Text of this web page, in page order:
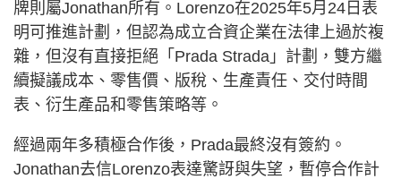
牌則屬Jonathan所有。Lorenzo在2025年5月24日表
明可推進計劃，但認為成立合資企業在法律上過於複
雜，但沒有直接拒絕「Prada Strada」計劃，雙方繼
續擬議成本、零售價、版稅、生產責任、交付時間
表、衍生產品和零售策略等。
經過兩年多積極合作後，Prada最終沒有簽約。
Jonathan去信Lorenzo表達驚訝與失望，暫停合作計